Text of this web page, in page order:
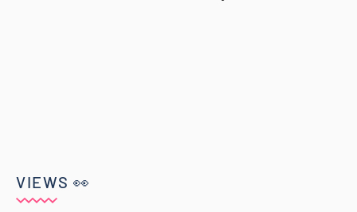
VIEWS 👀